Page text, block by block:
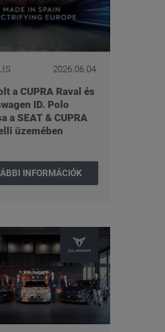
2026.06.04.
a CUPRA Raval és
ID. Polo
a SEAT & CUPRA
üzemében
INFORMÁCIÓK